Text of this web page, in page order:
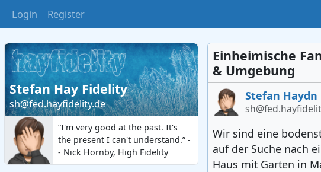
Login Register
Stefan Hay Fidelity
sh@fed.hayfidelity.de
“I'm very good at the past. It's
the present I can't understand.” -
- Nick Hornby, High Fidelity
Einheimische
& Umgebung
Stefan Haydn
Wir sind eine
auf der Suche nach
Haus mit Garten in